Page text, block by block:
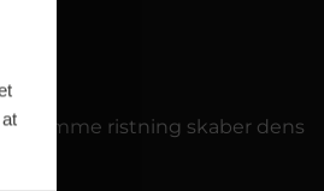
ristning skaber dens